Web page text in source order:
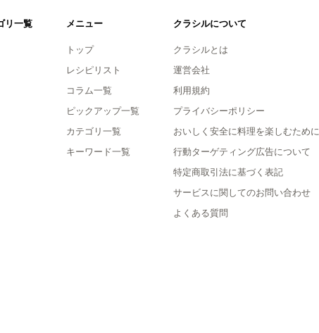
リ一覧 メニュー
トップ
レシピリスト
コラム一覧
ピックアップ一覧
カテゴリ一覧
キーワード一覧
クラシルについて
クラシルとは
運営会社
利用規約
プライバシーポリシー
おいしく安全に料理を楽しむために
行動ターゲティング広告について
特定商取引法に基づく表記
サービスに関してのお問い合わせ
よくある質問